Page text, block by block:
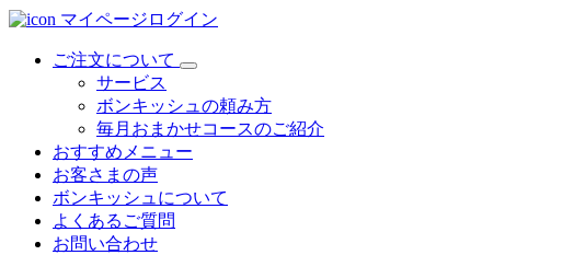
マイページログイン
ご注文について
サービス
ボンキッシュの頼み方
毎月おまかせコースのご紹介
おすすめメニュー
お客さまの声
ボンキッシュについて
よくあるご質問
お問い合わせ